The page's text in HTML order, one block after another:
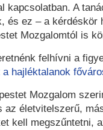
kapcsolatban. A
és ez – a kérdéskör
Mozgalomtól is
felhívni a
a hajléktalanok
Mozgalom
az életvitelszerű,
kell megszűntetni,